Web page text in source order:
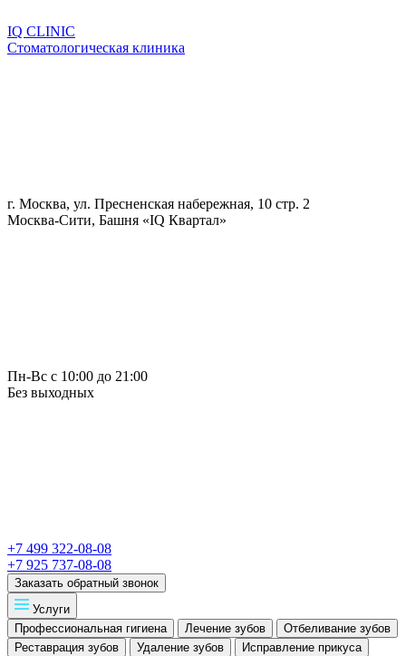
IQ CLINIC
Стоматологическая клиника
г. Москва, ул. Пресненская набережная, 10 стр. 2
Москва-Сити, Башня «IQ Квартал»
Пн-Вс с 10:00 до 21:00
Без выходных
+7 499 322-08-08
+7 925 737-08-08
Заказать обратный звонок
Услуги
Профессиональная гигиена
Лечение зубов
Отбеливание зубов
Реставрация зубов
Удаление зубов
Исправление прикуса